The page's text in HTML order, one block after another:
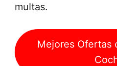
multas.
Mejores Ofertas